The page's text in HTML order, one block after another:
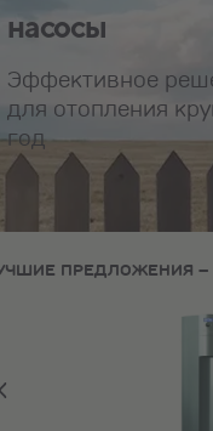
насосы
Эффективное
для отопления
год